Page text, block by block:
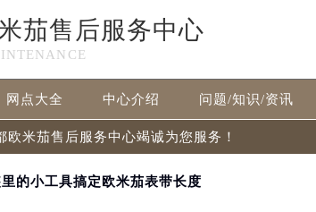
茄售后服务中心
网点大全 中心介绍 问题/知识/资讯
欧米茄售后服务中心竭诚为您服务！
的小工具搞定欧米茄表带长度